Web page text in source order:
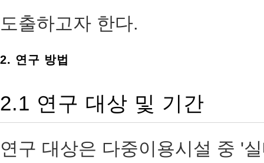
도출하고자 한다.
2. 연구 방법
2.1 연구 대상 및 기간
연구 대상은 다중이용시설 중 '